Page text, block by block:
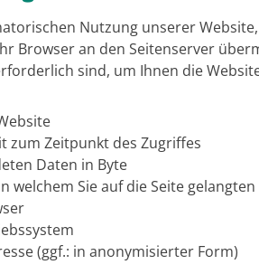
Nutzung unserer
Browser an den Seitenserver
sind, um Ihnen die
zum Zeitpunkt des Zugriffes
Daten in Byte
welchem Sie auf die Seite gelangten
(ggf.: in anonymisierter Form)